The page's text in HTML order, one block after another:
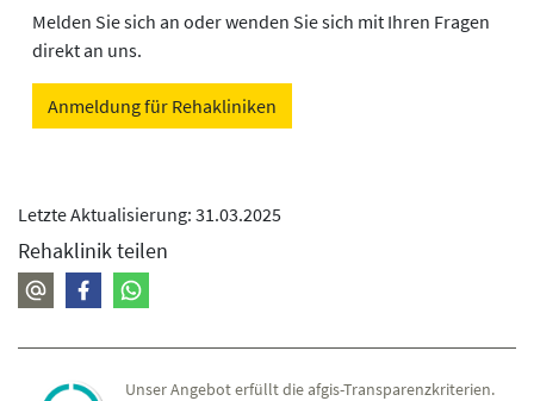
Melden Sie sich an oder wenden Sie sich mit Ihren Fragen
direkt an uns.
Anmeldung für Rehakliniken
Letzte Aktualisierung: 31.03.2025
Rehaklinik teilen
Unser Angebot erfüllt die afgis-Transparenzkriterien.